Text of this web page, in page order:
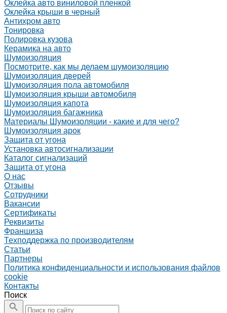
Оклейка авто виниловой пленкой
Оклейка крыши в черный
Антихром авто
Тонировка
Полировка кузова
Керамика на авто
Шумоизоляция
Посмотрите, как мы делаем шумоизоляцию
Шумоизоляция дверей
Шумоизоляция пола автомобиля
Шумоизоляция крыши автомобиля
Шумоизоляция капота
Шумоизоляция багажника
Материалы Шумоизоляции - какие и для чего?
Шумоизоляция арок
Защита от угона
Установка автосигнализации
Каталог сигнализаций
Защита от угона
О нас
Отзывы
Сотрудники
Вакансии
Сертификаты
Реквизиты
Франшиза
Техподдержка по производителям
Статьи
Партнеры
Политика конфиденциальности и использования файлов
cookie
Контакты
Поиск